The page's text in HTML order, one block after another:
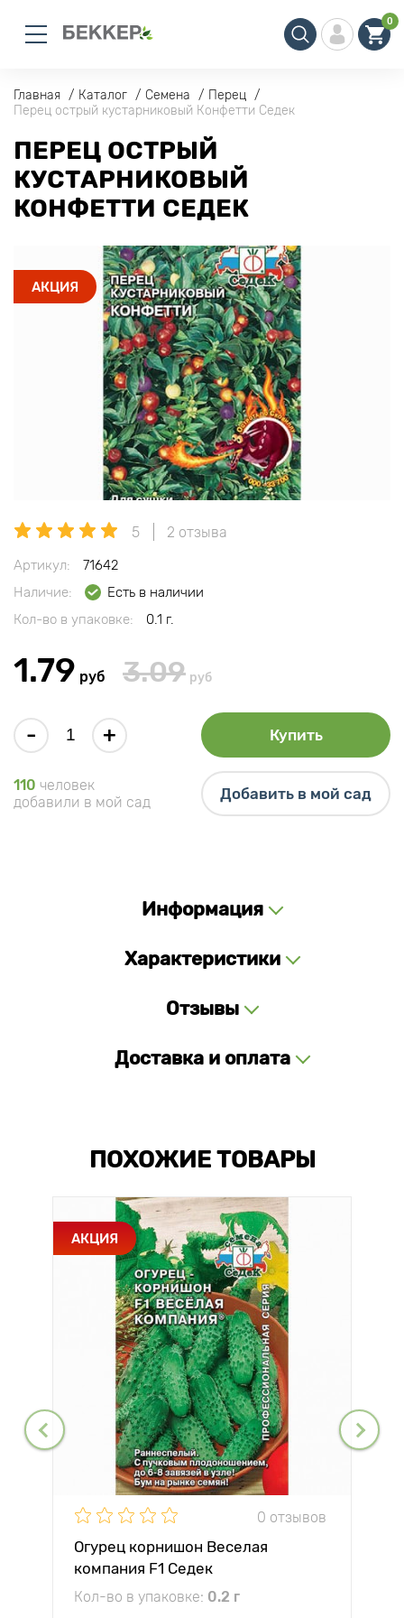
0
Главная Каталог Семена
Перец
Перец острый кустарниковый Конфетти Седек
ПЕРЕЦ ОСТРЫЙ
КУСТАРНИКОВЫЙ
КОНФЕТТИ СЕДЕК
АКЦИЯ
5 2 отзыва
Артикул:
71642
Наличие:
Есть в наличии
Кол-во в упаковке:
0.1 г.
1.79 руб 3.09 руб
- + Купить
110 человек
добавили в мой сад
Добавить в мой сад
Информация
Характеристики
Отзывы
Доставка и оплата
ПОХОЖИЕ ТОВАРЫ
АКЦИЯ
0 отзывов
Огурец корнишон Веселая
компания F1 Седек
Кол-во в упаковке: 0.2 г